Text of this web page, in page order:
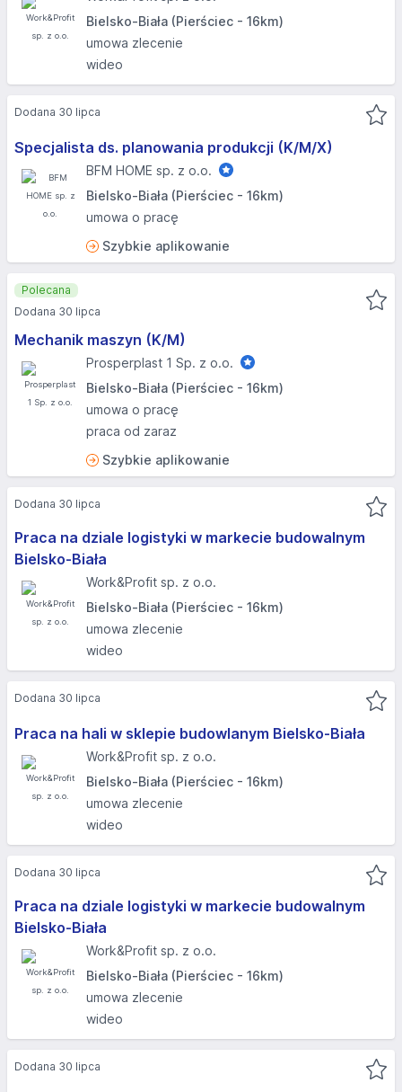
Bielsko-Biała (Pierściec - 16km)
umowa zlecenie
wideo
Specjalista ds. planowania produkcji (K/M/X)
BFM HOME sp. z o.o.
Bielsko-Biała (Pierściec - 16km)
umowa o pracę
Szybkie aplikowanie
Dodana 30 lipca
Mechanik maszyn (K/M)
Prosperplast 1 Sp. z o.o.
Bielsko-Biała (Pierściec - 16km)
umowa o pracę
praca od zaraz
Szybkie aplikowanie
Polecana
Dodana 30 lipca
Praca na dziale logistyki w markecie budowalnym
Bielsko-Biała
Work&Profit sp. z o.o.
Bielsko-Biała (Pierściec - 16km)
umowa zlecenie
wideo
Dodana 30 lipca
Praca na hali w sklepie budowlanym Bielsko-Biała
Work&Profit sp. z o.o.
Bielsko-Biała (Pierściec - 16km)
umowa zlecenie
wideo
Dodana 30 lipca
Praca na dziale logistyki w markecie budowalnym
Bielsko-Biała
Work&Profit sp. z o.o.
Bielsko-Biała (Pierściec - 16km)
umowa zlecenie
wideo
Dodana 30 lipca
Dodana 30 lipca